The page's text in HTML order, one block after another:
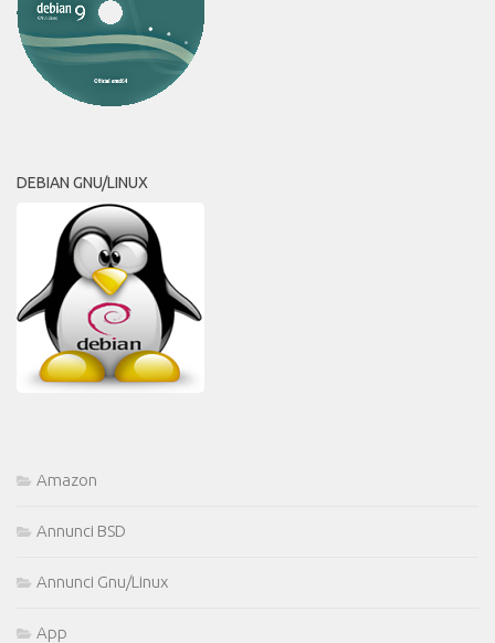
DEBIAN GNU/LINUX
Amazon
Annunci BSD
Annunci Gnu/Linux
App